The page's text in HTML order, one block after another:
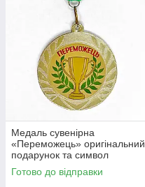
Медаль сувенірна
«Переможець» оригінальний
подарунок та символ
визнання
Готово до відправки